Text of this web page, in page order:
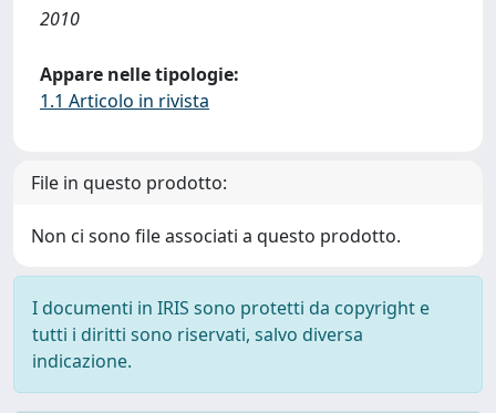
2010
Appare nelle tipologie:
1.1 Articolo in rivista
File in questo prodotto:
Non ci sono file associati a questo prodotto.
I documenti in IRIS sono protetti da copyright e
tutti i diritti sono riservati, salvo diversa
indicazione.